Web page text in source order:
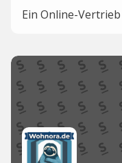
Ein Online-